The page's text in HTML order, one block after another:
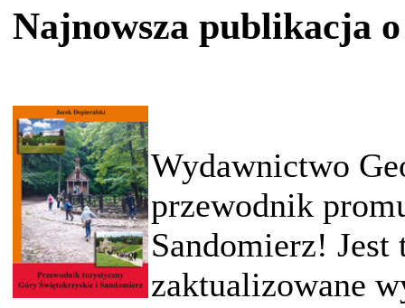
Najnowsza publikacja
Wydawnictwo
przewodnik
Sandomierz!
zaktualizowane